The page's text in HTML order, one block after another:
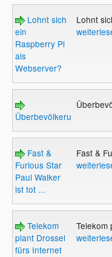
Lohnt sich
ein
Raspberry Pi
als
Webserver?
Lohnt
Überbevölkerung
Fast &
Furious Star
Paul Walker
ist tot ...
Fast &
Telekom
plant Drossel
fürs Internet
Telekom